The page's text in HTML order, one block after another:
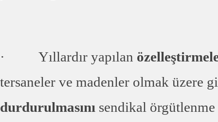
· Yıllardır yapılan
tersaneler ve madenler olmak üzere
durdurulmasını sendikal